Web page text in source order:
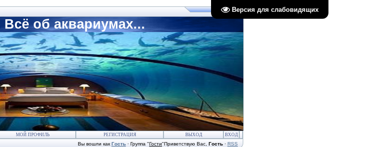
Версия для слабовидящих
об аквариумах...
МОЙ ПРОФИЛЬ РЕГИСТРАЦИЯ ВЫХОД ВХОД
Вы вошли как Гость · Группа "Гости"Приветствую Вас Гость · RSS